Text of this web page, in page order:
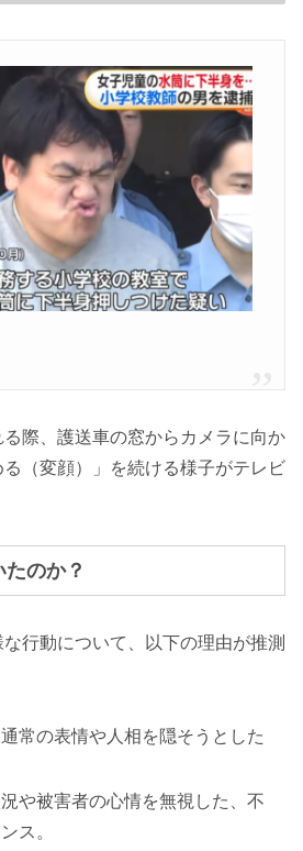
際、護送車の窓からカメラに向か
（変顔）」を続ける様子がテレビ
のか？
行動について、以下の理由が推測
常の表情や人相を隠そうとした
や被害者の心情を無視した、不
ス。